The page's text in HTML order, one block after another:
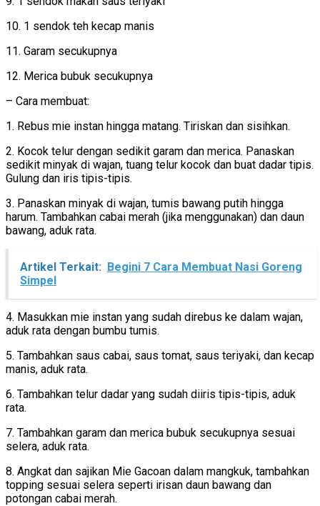
10. 1 sendok teh kecap manis
11. Garam secukupnya
12. Merica bubuk secukupnya
– Cara membuat:
1. Rebus mie instan hingga matang. Tiriskan dan sisihkan.
2. Kocok telur dengan sedikit garam dan merica. Panaskan
sedikit minyak di wajan, tuang telur kocok dan buat dadar tipis.
Gulung dan iris tipis-tipis.
3. Panaskan minyak di wajan, tumis bawang putih hingga
harum. Tambahkan cabai merah (jika menggunakan) dan daun
bawang, aduk rata.
Artikel Terkait: Begini 7 Cara Membuat Nasi Goreng
Simpel
4. Masukkan mie instan yang sudah direbus ke dalam wajan,
aduk rata dengan bumbu tumis.
5. Tambahkan saus cabai, saus tomat, saus teriyaki, dan kecap
manis, aduk rata.
6. Tambahkan telur dadar yang sudah diiris tipis-tipis, aduk
rata.
7. Tambahkan garam dan merica bubuk secukupnya sesuai
selera, aduk rata.
8. Angkat dan sajikan Mie Gacoan dalam mangkuk, tambahkan
topping sesuai selera seperti irisan daun bawang dan
potongan cabai merah.